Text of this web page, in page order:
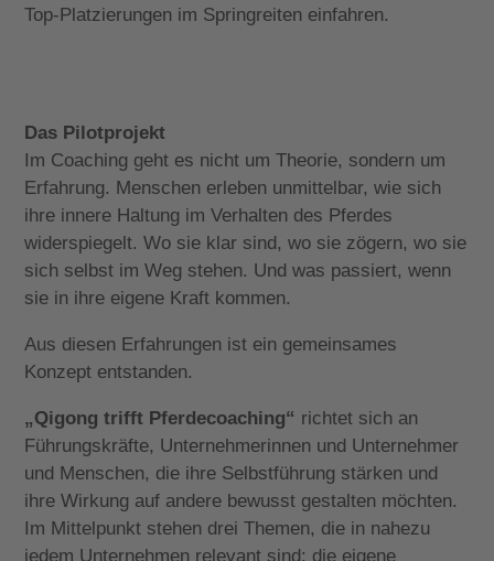
Top-Platzierungen im Springreiten einfahren.
Das Pilotprojekt
Im Coaching geht es nicht um Theorie, sondern um
Erfahrung. Menschen erleben unmittelbar, wie sich
ihre innere Haltung im Verhalten des Pferdes
widerspiegelt. Wo sie klar sind, wo sie zögern, wo sie
sich selbst im Weg stehen. Und was passiert, wenn
sie in ihre eigene Kraft kommen.
Aus diesen Erfahrungen ist ein gemeinsames
Konzept entstanden.
„Qigongtrifft Pferdecoaching“ richtet sich an
Führungskräfte, Unternehmerinnen und Unternehmer
und Menschen, die ihre Selbstführung stärken und
ihre Wirkung auf andere bewusst gestalten möchten.
Im Mittelpunkt stehen drei Themen, die in nahezu
jedem Unternehmen relevant sind: die eigene